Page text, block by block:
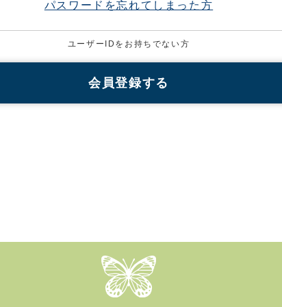
パスワードを忘れてしまった方
ユーザーIDをお持ちでない方
会員登録する